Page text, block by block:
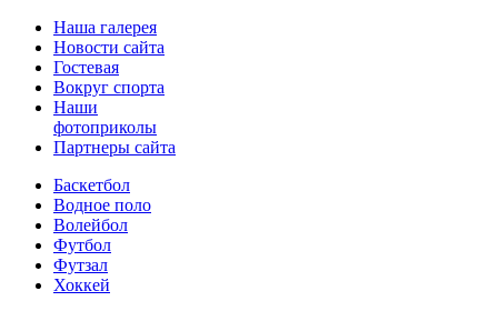
Наша галерея
Новости сайта
Гостевая
Вокруг спорта
Наши
фотоприколы
Партнеры сайта
Баскетбол
Водное поло
Волейбол
Футбол
Футзал
Хоккей